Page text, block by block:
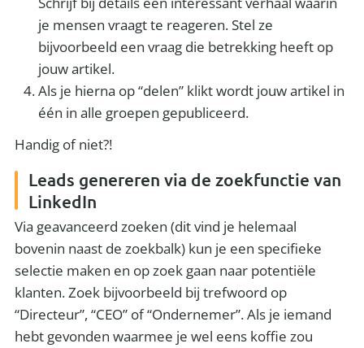
je mensen vraagt te reageren. Stel ze
bijvoorbeeld een vraag die betrekking heeft op
jouw artikel.
Als je hierna op “delen” klikt wordt jouw artikel in
één in alle groepen gepubliceerd.
Handig of niet?!
Leads genereren via de zoekfunctie van
LinkedIn
Via geavanceerd zoeken (dit vind je helemaal
bovenin naast de zoekbalk) kun je een specifieke
selectie maken en op zoek gaan naar potentiële
klanten. Zoek bijvoorbeeld bij trefwoord op
“Directeur”, “CEO” of “Ondernemer”. Als je iemand
hebt gevonden waarmee je wel eens koffie zou